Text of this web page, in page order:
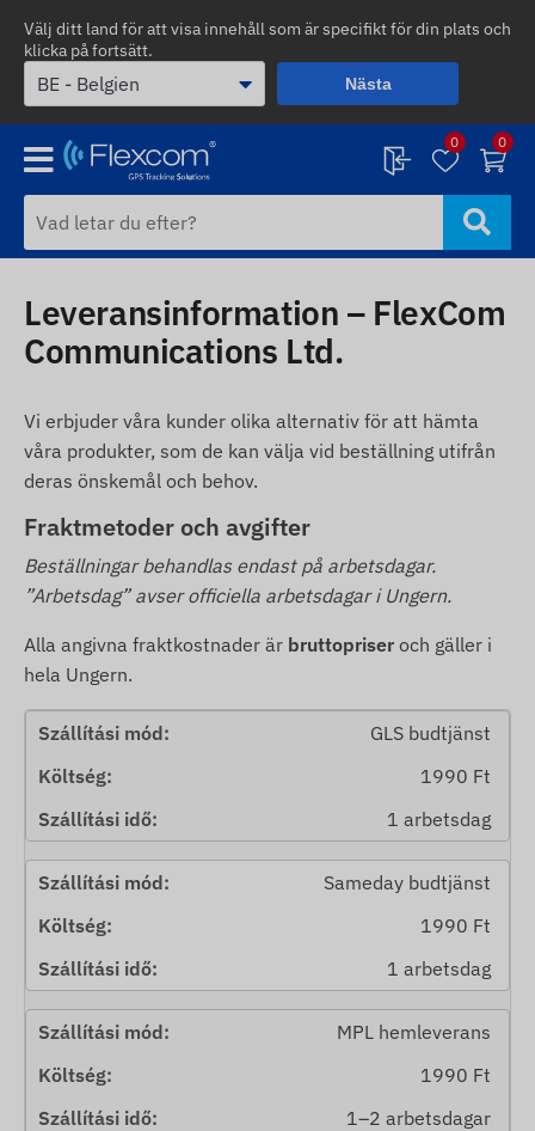
Välj ditt land för att visa innehåll som är specifikt för din plats och
klicka på fortsätt.
Nästa
0 0
Leveransinformation – FlexCom
Communications Ltd.
Vi erbjuder våra kunder olika alternativ för att hämta
våra produkter, som de kan välja vid beställning utifrån
deras önskemål och behov.
Fraktmetoder och avgifter
Beställningar behandlas endast på arbetsdagar.
”Arbetsdag” avser officiella arbetsdagar i Ungern.
Alla angivna fraktkostnader är bruttopriser och gäller i
hela Ungern.
GLS budtjänst
1990 Ft
1 arbetsdag
Sameday budtjänst
1990 Ft
1 arbetsdag
MPL hemleverans
1990 Ft
1–2 arbetsdagar